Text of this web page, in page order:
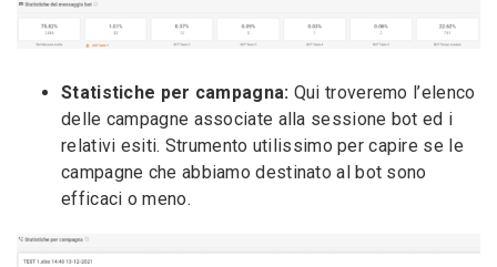
Statistiche per campagna: Qui troveremo l’elenco
delle campagne associate alla sessione bot ed i
relativi esiti. Strumento utilissimo per capire se le
campagne che abbiamo destinato al bot sono
efficaci o meno.